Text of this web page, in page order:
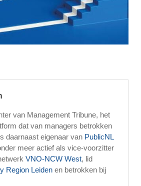
van Management Tribune, het
dat van managers betrokken
daarnaast eigenaar van PublicNL
meer actief als vice-voorzitter
VNO-NCW West, lid
Region Leiden en betrokken bij